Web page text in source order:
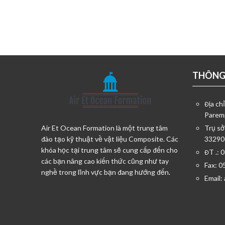
Air Et Ocean Formation là một trung tâm
đào tạo kỹ thuật về vật liệu Composite. Các
khóa học tại trung tâm sẽ cung cấp đến cho
các bạn nâng cao kiến thức cũng như tay
nghề trong lĩnh vực bạn đang hướng đến.
Địa
Trụ
ĐT .:
Fax:
Email: